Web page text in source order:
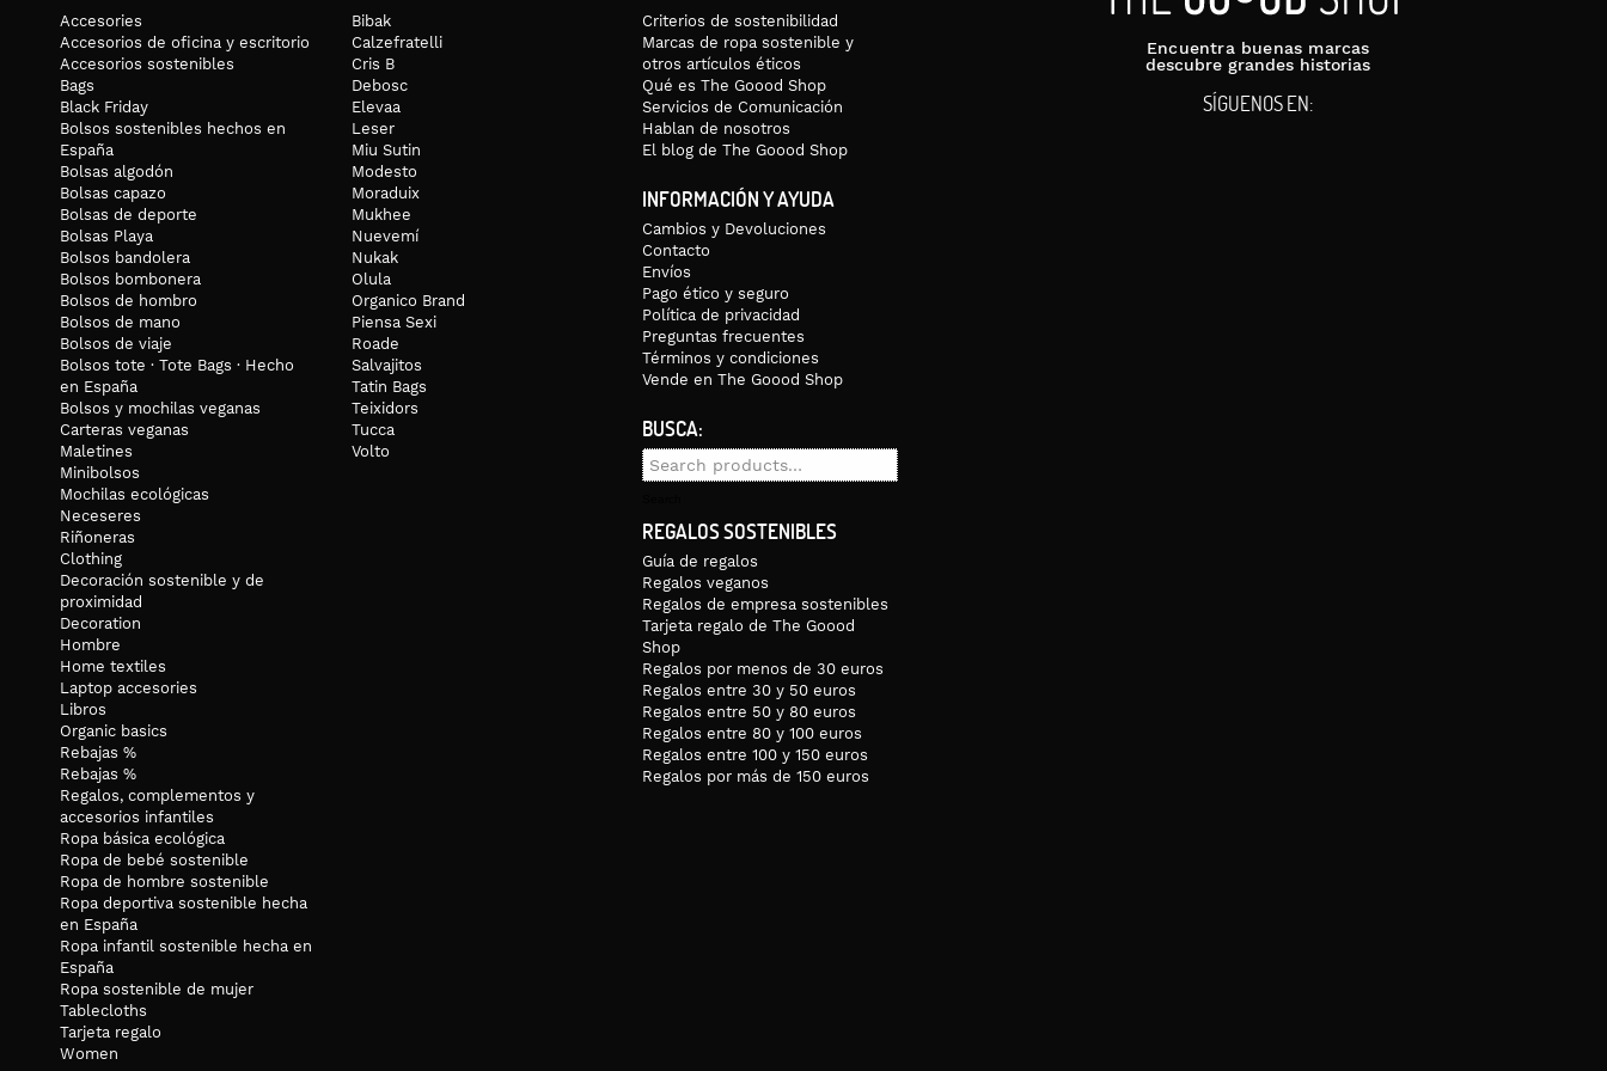
Accesories
Accesorios de oficina y escritorio
Accesorios sostenibles
Bags
Black Friday
Bolsos sostenibles hechos en
España
Bolsas algodón
Bolsas capazo
Bolsas de deporte
Bolsas Playa
Bolsos bandolera
Bolsos bombonera
Bolsos de hombro
Bolsos de mano
Bolsos de viaje
Bolsos tote · Tote Bags · Hecho
en España
Bolsos y mochilas veganas
Carteras veganas
Maletines
Minibolsos
Mochilas ecológicas
Neceseres
Riñoneras
Clothing
Decoración sostenible y de
proximidad
Decoration
Hombre
Home textiles
Laptop accesories
Libros
Organic basics
Rebajas %
Rebajas %
Regalos, complementos y
accesorios infantiles
Ropa básica ecológica
Ropa de bebé sostenible
Ropa de hombre sostenible
Ropa deportiva sostenible hecha
en España
Ropa infantil sostenible hecha en
España
Ropa sostenible de mujer
Tablecloths
Tarjeta regalo
Women
Bibak
Calzefratelli
Cris B
Debosc
Elevaa
Leser
Miu Sutin
Modesto
Moraduix
Mukhee
Nuevemí
Nukak
Olula
Organico Brand
Piensa Sexi
Roade
Salvajitos
Tatin Bags
Teixidors
Tucca
Volto
Criterios de sostenibilidad
Marcas de ropa sostenible y
otros artículos éticos
Qué es The Goood Shop
Servicios de Comunicación
Hablan de nosotros
El blog de The Goood Shop
INFORMACIÓN Y AYUDA
Cambios y Devoluciones
Contacto
Envíos
Pago ético y seguro
Política de privacidad
Preguntas frecuentes
Términos y condiciones
Vende en The Goood Shop
BUSCA:
Search
REGALOS SOSTENIBLES
Guía de regalos
Regalos veganos
Regalos de empresa sostenibles
Tarjeta regalo de The Goood
Shop
Regalos por menos de 30 euros
Regalos entre 30 y 50 euros
Regalos entre 50 y 80 euros
Regalos entre 80 y 100 euros
Regalos entre 100 y 150 euros
Regalos por más de 150 euros
Encuentra buenas marcas
descubre grandes historias
SÍGUENOS EN: